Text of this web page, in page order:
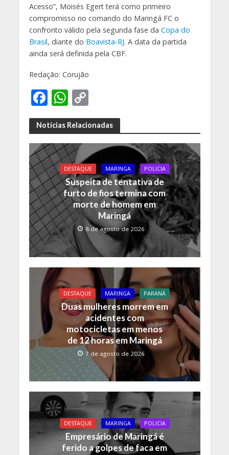
Acesso”, Moisés Egert terá como primeiro
compromisso no comando do Maringá FC o
confronto válido pela segunda fase da Copa do
Brasil, diante do Boavista-RJ. A data da partida
ainda será definida pela CBF.
Redação: Corujão
F
ac
e
b
o
o
k
W
h
at
s
A
p
p
C
o
p
y
Li
n
k
Notícias Relacionadas
DESTAQUE MARINGA POLICIA
Suspeita de tentativa de
furto de fios termina com
morte de homem em
Maringá
8 de agosto de 2026
DESTAQUE MARINGA PARANÁ
Duas mulheres morrem em
acidentes com
motocicletas em menos
de 12 horas em Maringá
7 de agosto de 2026
DESTAQUE MARINGA POLICIA
Empresário de Maringá é
ferido a golpes de faca em